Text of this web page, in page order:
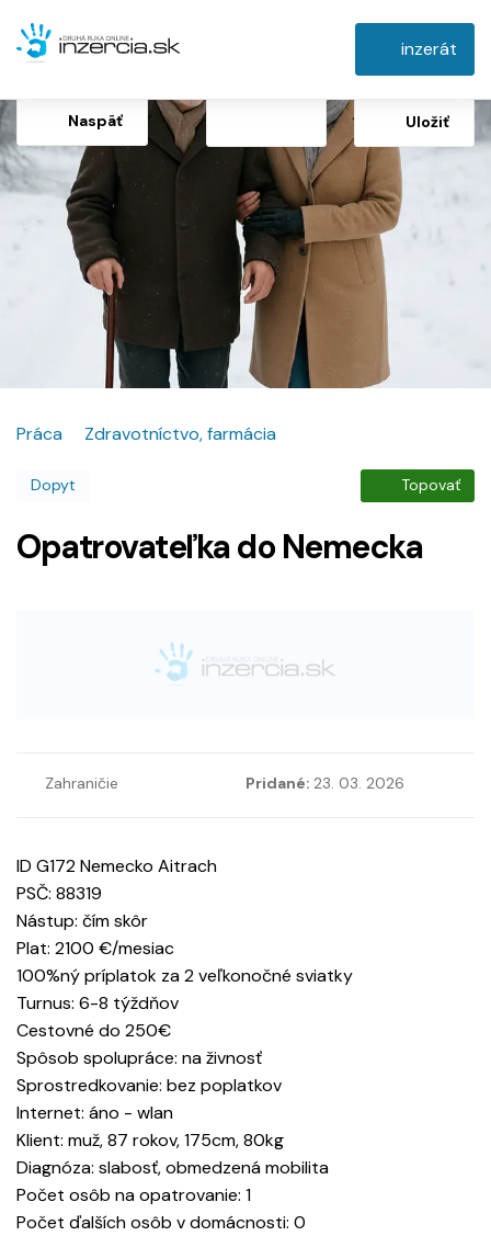
inzerát
Naspäť Uložiť
Práca Zdravotníctvo, farmácia
Dopyt Topovať
Opatrovateľka do Nemecka
Zahraničie Pridané: 23. 03. 2026
ID G172 Nemecko Aitrach
PSČ: 88319
Nástup: čím skôr
Plat: 2100 €/mesiac
100%ný príplatok za 2 veľkonočné sviatky
Turnus: 6-8 týždňov
Cestovné do 250€
Spôsob spolupráce: na živnosť
Sprostredkovanie: bez poplatkov
Internet: áno - wlan
Klient: muž, 87 rokov, 175cm, 80kg
Diagnóza: slabosť, obmedzená mobilita
Počet osôb na opatrovanie: 1
Počet ďalších osôb v domácnosti: 0